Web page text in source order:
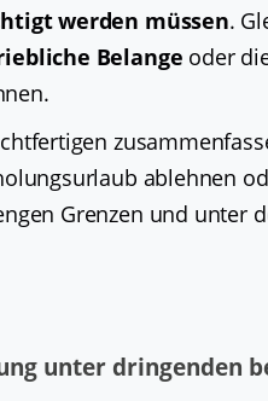
werden müssen.
Belange oder
ablehnen
Grenzen und unter
unter dringenden